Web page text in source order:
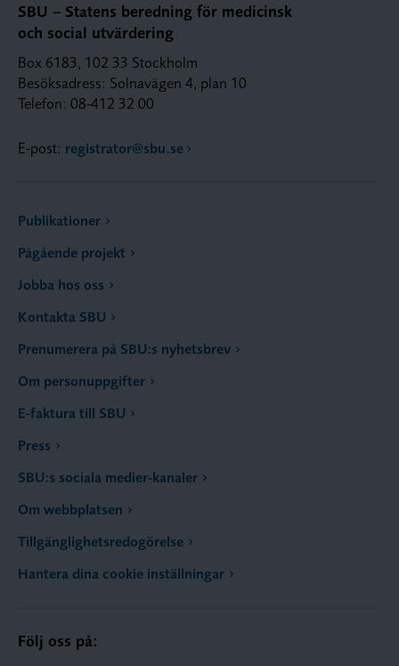
SBU – Statens beredning för medicinsk
och social utvärdering
Box 6183, 102 33 Stockholm
Besöksadress: Solnavägen 4, plan 10
Telefon: 08-412 32 00
E-post: registrator@sbu.se
Publikationer
Pågående projekt
Jobba hos oss
Kontakta SBU
Prenumerera på SBU:s nyhetsbrev
Om personuppgifter
E-faktura till SBU
Press
SBU:s sociala medier-kanaler
Om webbplatsen
Tillgänglighetsredogörelse
Hantera dina cookie inställningar
Följ oss på: